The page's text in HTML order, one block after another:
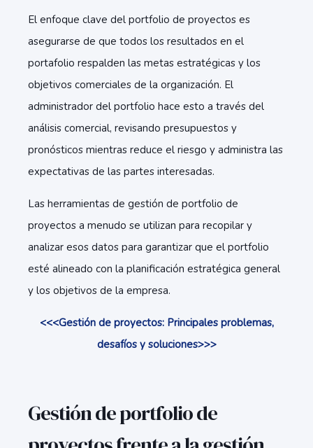
El enfoque clave del portfolio de proyectos es
asegurarse de que todos los resultados en el
portafolio respalden las metas estratégicas y los
objetivos comerciales de la organización. El
administrador del portfolio hace esto a través del
análisis comercial, revisando presupuestos y
pronósticos mientras reduce el riesgo y administra las
expectativas de las partes interesadas.
Las herramientas de gestión de portfolio de
proyectos a menudo se utilizan para recopilar y
analizar esos datos para garantizar que el portfolio
esté alineado con la planificación estratégica general
y los objetivos de la empresa.
<<<Gestión de proyectos: Principales problemas,
desafíos y soluciones>>>
Gestión de portfolio de